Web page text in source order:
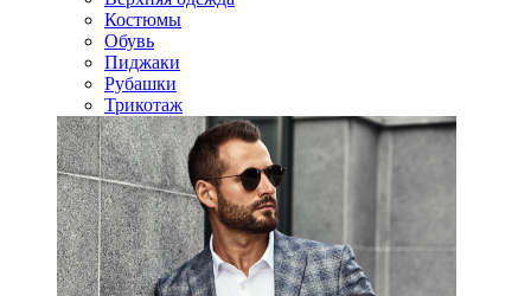
Костюмы
Обувь
Пиджаки
Рубашки
Трикотаж